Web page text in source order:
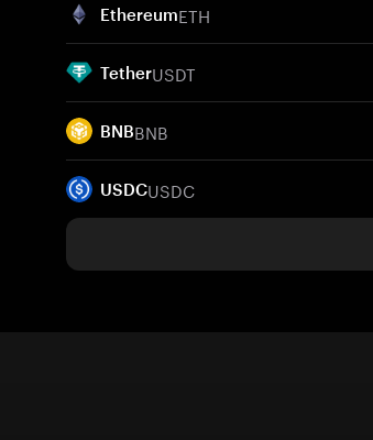
EthereumETH
TetherUSDT
BNBBNB
USDCUSDC